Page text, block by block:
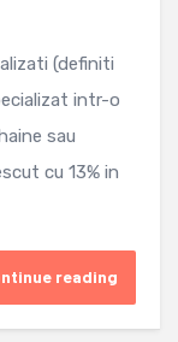
(definiti
intr-o
sau
cu 13% in
reading